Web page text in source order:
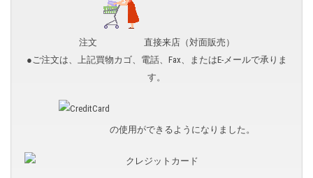
注文
直接来店（対面販売）
●ご注文は、上記買物カゴ、電話、Fax、またはE-メールで承りま
す。
の使用ができるようになりました。